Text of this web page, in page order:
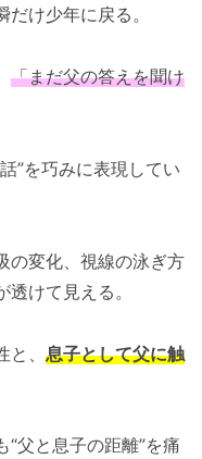
け少年に戻る。
「まだ父の答えを聞け
”を巧みに表現してい
の変化、視線の泳ぎ方
けて見える。
、 息子として父に触
父と息子の距離”を痛